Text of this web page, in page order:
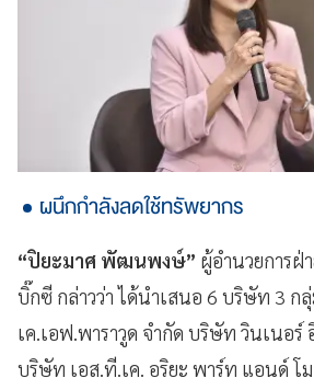
ผนึกกำลังลดใช้ทรัพยากร
“ปิยะมาศ พัฒนพงษ์” ผู้อำนวยการฝ่
บิ๊กซี กล่าวว่า ได้นำเสนอ 6 บริษัท 3 ก
เค.เอฟ.พาราวูด จำกัด บริษัท วินเนอร์
บริษัท เอส.ที.เค. อริยะ พาร์ท แอนด์